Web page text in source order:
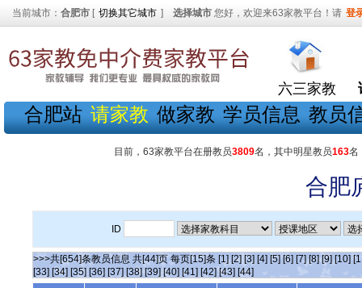
当前城市： 合肥市 [ 切换其它城市 ] 选择城市 您好，欢迎来63家教平台！请 登
六三家教
合肥站 请家教 做家教 学员信息 教员
目前，63家教平台在册教员3809名，其中明星教员163名
合肥
ID
>>>共[654]条教员信息 共[44]页 每页[15]条 [1] [2] [3] [4] [5] [6] [7] [8] [9] [10]
[33] [34] [35] [36] [37] [38] [39] [40] [41] [42] [43] [44]